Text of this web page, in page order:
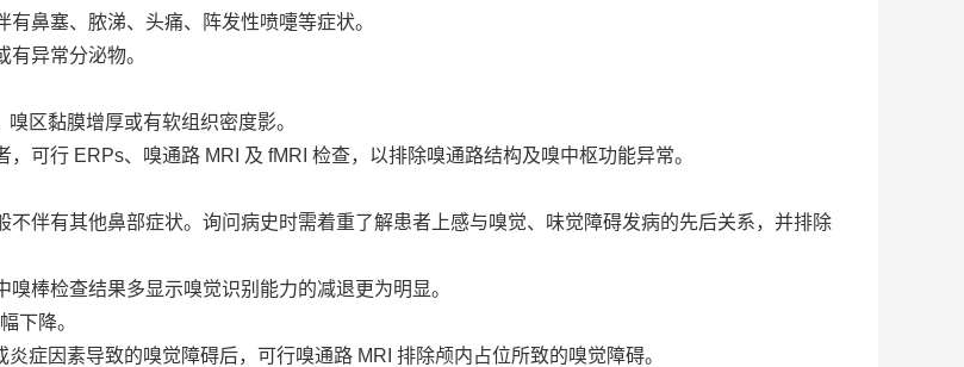
鼻塞、脓涕、头痛、阵发性喷嚏等症状。
异常分泌物。
区黏膜增厚或有软组织密度影。
可行 ERPs、嗅通路 MRI 及 fMRI 检查，以排除嗅通路结构及嗅中枢功能异常。
伴有其他鼻部症状。询问病史时需着重了解患者上感与嗅觉、味觉障碍发病的先后关系，并排除
棒检查结果多显示嗅觉识别能力的减退更为明显。
下降。
症因素导致的嗅觉障碍后，可行嗅通路 MRI 排除颅内占位所致的嗅觉障碍。